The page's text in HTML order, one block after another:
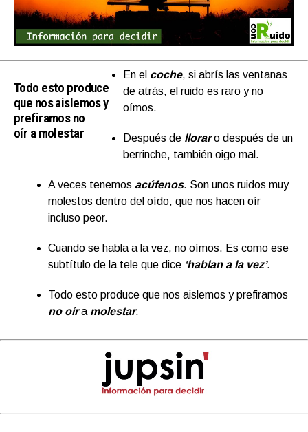
Todo esto produce
que nos aislemos y
prefiramos no
oír a molestar
En el coche, si abrís las ventanas
de atrás, el ruido es raro y no
oímos.
Después de lloraro después de un
berrinche, también oigo mal.
A veces tenemos acúfenos. Son unos ruidos muy
molestos dentro del oído, que nos hacen oír
incluso peor.
Cuando se habla a la vez, no oímos. Es como ese
subtítulo de la tele que dice ‘hablan a la vez’.
Todo esto produce que nos aislemos y prefiramos
no oíra molestar.